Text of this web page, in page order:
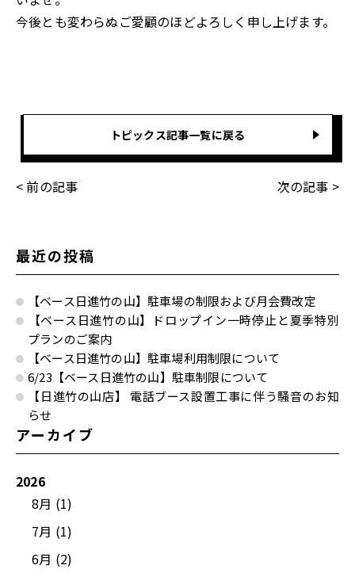
今後とも変わらぬご愛顧のほどよろしく申し上げます。
トピックス記事一覧に戻る
< 前の記事 次の記事 >
最近の投稿
【ベース日進竹の山】駐車場の制限および月会費改定
【ベース日進竹の山】ドロップイン一時停止と夏季特別
プランのご案内
【ベース日進竹の山】駐車場利用制限について
6/23【ベース日進竹の山】駐車制限について
【日進竹の山店】 電話ブース設置工事に伴う騒音のお知
らせ
アーカイブ
2026
8月 (1)
7月 (1)
6月 (2)